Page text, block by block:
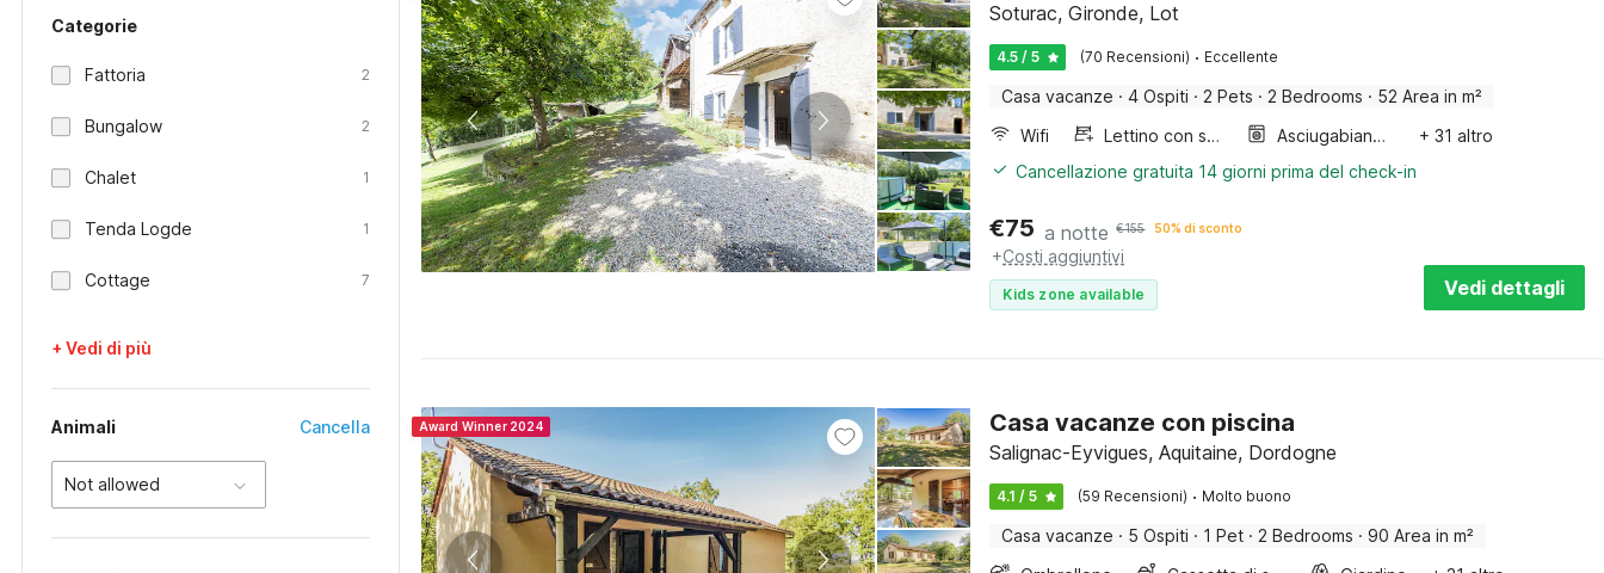
Categorie
Fattoria 2
Bungalow 2
Chalet 1
Tenda Logde 1
Cottage 7
+ Vedi di più
Animali Cancella
Not allowed
Soturac, Gironde, Lot
4.5 / 5 (70 Recensioni) · Eccellente
Casa vacanze · 4 Ospiti · 2 Pets · 2 Bedrooms · 52 Area in m²
Wifi
Lettino con sponde Asciugabiancheria
+ 31 altro
Cancellazione gratuita 14 giorni prima del check-in
€75 a notte €155 50% di sconto
+Costi aggiuntivi
Kids zone available Vedi dettagli
Award Winner 2024 Casa vacanze con piscina
Salignac-Eyvigues, Aquitaine, Dordogne
4.1 / 5 (59 Recensioni) · Molto buono
Casa vacanze · 5 Ospiti · 1 Pet · 2 Bedrooms · 90 Area in m²